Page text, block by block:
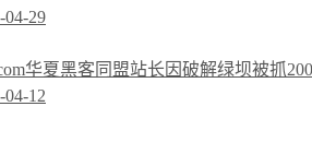
04-29
华夏黑客同盟站长因破解绿坝被抓
04-12